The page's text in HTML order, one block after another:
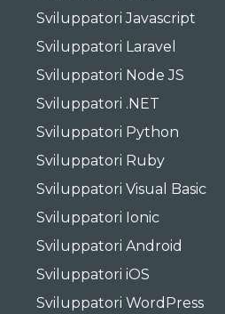
Sviluppatori Javascript
Sviluppatori Laravel
Sviluppatori Node JS
Sviluppatori .NET
Sviluppatori Python
Sviluppatori Ruby
Sviluppatori Visual Basic
Sviluppatori Ionic
Sviluppatori Android
Sviluppatori iOS
Sviluppatori WordPress